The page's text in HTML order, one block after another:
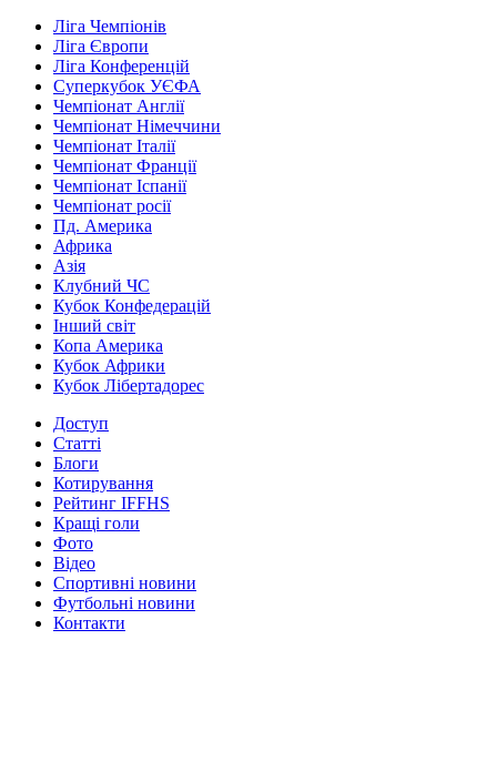
Ліга Чемпіонів
Ліга Європи
Ліга Конференцій
Суперкубок УЄФА
Чемпіонат Англії
Чемпіонат Німеччини
Чемпіонат Італії
Чемпіонат Франції
Чемпіонат Іспанії
Чемпіонат росії
Пд. Америка
Африка
Азія
Клубний ЧС
Кубок Конфедерацій
Інший світ
Копа Америка
Кубок Африки
Кубок Лібертадорес
Доступ
Статті
Блоги
Котирування
Рейтинг IFFHS
Кращі голи
Фото
Відео
Спортивні новини
Футбольні новини
Контакти